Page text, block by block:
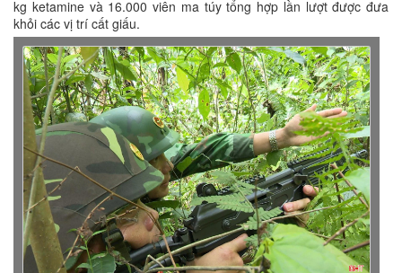
kg ketamine và 16.000 viên ma túy tổng hợp lần lượt được đưa
khỏi các vị trí cất giấu.